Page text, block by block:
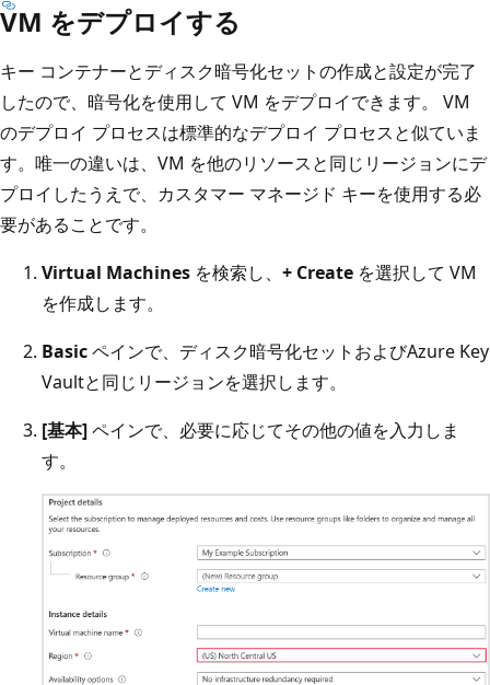
VM をデプロイする
キー コンテナーとディスク暗号化セットの作成と設定が完了
したので、暗号化を使用して VM をデプロイできます。 VM
のデプロイ プロセスは標準的なデプロイ プロセスと似ていま
す。唯一の違いは、VM を他のリソースと同じリージョンにデ
プロイしたうえで、カスタマー マネージド キーを使用する必
要があることです。
Virtual Machines を検索し、 + Create を選択して VM
を作成します。
Basicペインで、ディスク暗号化セットおよびAzure Key
Vaultと同じリージョンを選択します。
[基本]ペインで、必要に応じてその他の値を入力しま
す。